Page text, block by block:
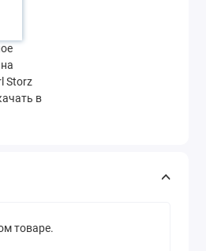
Storz
в
товаре.